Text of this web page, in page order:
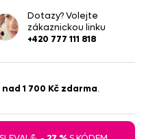
Dotazy? Volejte
zákaznickou linku
+420 777 111 818
nad 1 700 Kč zdarma.